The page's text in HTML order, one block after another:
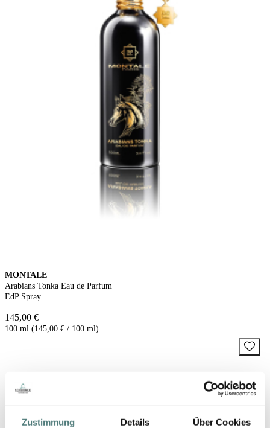
Zustimmung Details Über Cookies
MONTALE
Arabians Tonka Eau de Parfum
EdP Spray
145,00 €
100 ml (145,00 € / 100 ml)